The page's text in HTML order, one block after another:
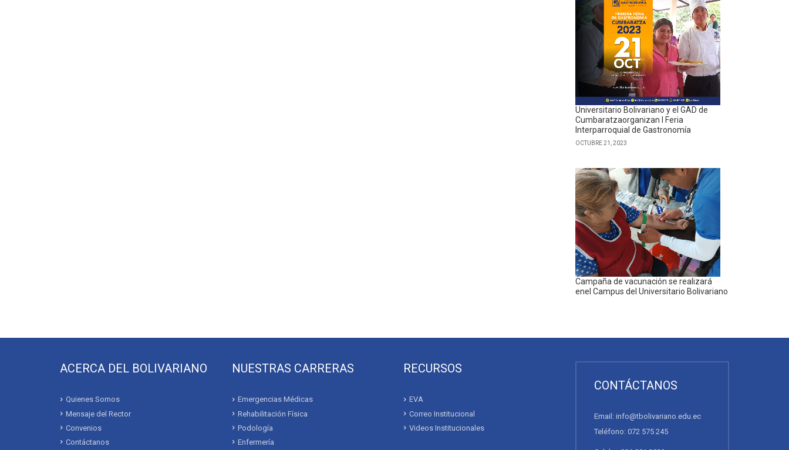
Universitario Bolivariano y el GAD de
Cumbaratzaorganizan I Feria
Interparroquial de Gastronomía
OCTUBRE 21, 2023
Campaña de vacunación se realizará
enel Campus del Universitario Bolivariano
ACERCA DEL BOLIVARIANO
Quienes Somos
Mensaje del Rector
Convenios
Contáctanos
NUESTRAS CARRERAS
Emergencias Médicas
Rehabilitación Física
Podología
Enfermería
RECURSOS
EVA
Correo Institucional
Videos Institucionales
CONTÁCTANOS
Email: info@tbolivariano.edu.ec
Teléfono: 072 575 245